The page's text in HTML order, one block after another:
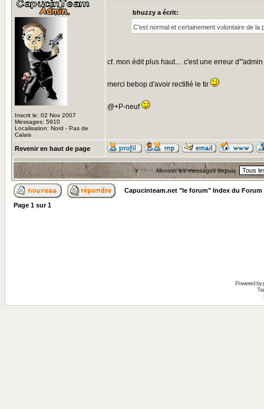
Inscrit le: 02 Nov 2007
Messages: 5910
Localisation: Nord - Pas de
Calais
bhuzzy a écrit:
C'est normal et certainement volontaire de
cf. mon édit plus haut.... c'est une erreur
merci bebop d'avoir rectifié le tir
@+P-neuf
Revenir en haut de page
Montrer les messages depuis:
Capucinteam.net "le forum" Index du Forum
Page 1 sur1
Powered by